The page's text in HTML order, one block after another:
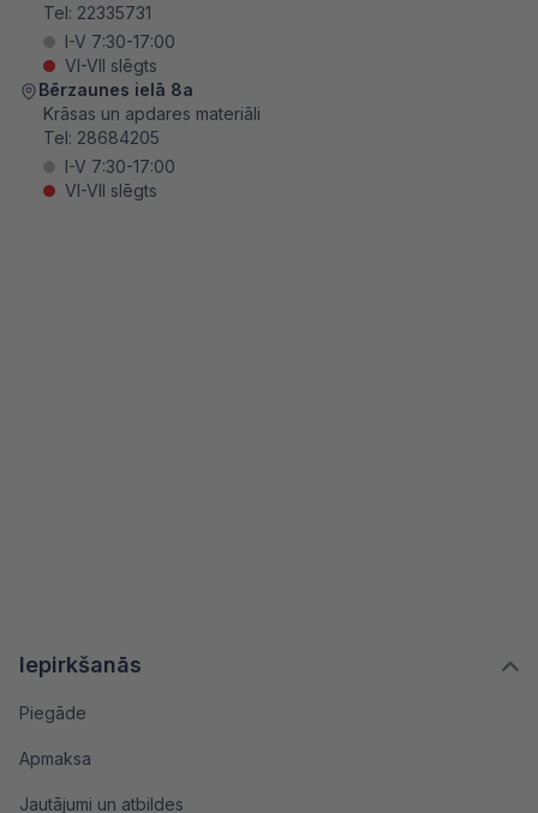
Iepirkšanās
Piegāde
Apmaksa
Jautājumi un atbildes
Tel: 22335731
I-V 7:30-17:00
VI-VII slēgts
Bērzaunes ielā 8a
Krāsas un apdares materiāli
Tel: 28684205
I-V 7:30-17:00
VI-VII slēgts